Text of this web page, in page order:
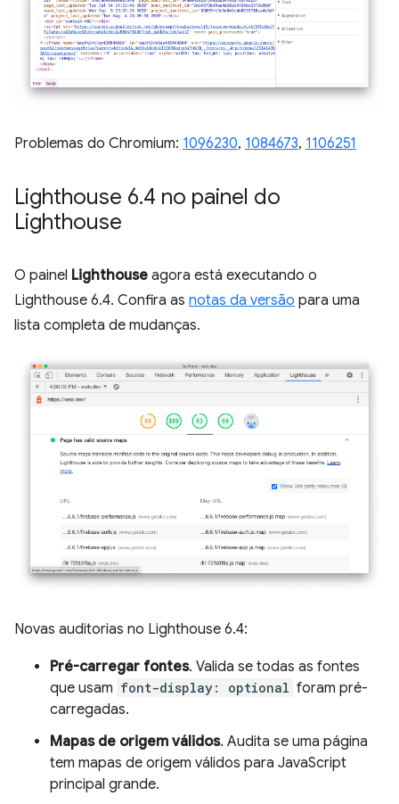
Problemas do Chromium: 1096230, 1084673, 1106251
Lighthouse 6.4 no painel do
Lighthouse
O painel Lighthouse agora está executando o
Lighthouse 6.4. Confira as notas da versão para uma
lista completa de mudanças.
Novas auditorias no Lighthouse 6.4:
Pré-carregar fontes. Valida se todas as fontes
que usam font-display: optional foram pré-
carregadas.
Mapas de origem válidos. Audita se uma página
tem mapas de origem válidos para JavaScript
principal grande.